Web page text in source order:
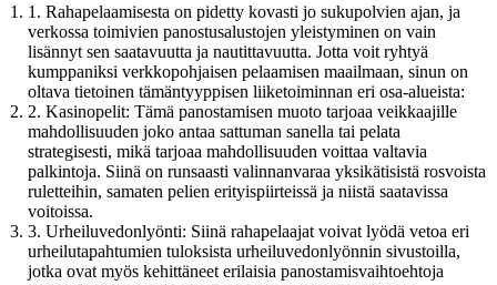
1. Rahapelaamisesta on pidetty kovasti jo sukupolvien ajan, ja
verkossa toimivien panostusalustojen yleistyminen on vain
lisännyt sen saatavuutta ja nautittavuutta. Jotta voit ryhtyä
kumppaniksi verkkopohjaisen pelaamisen maailmaan, sinun on
oltava tietoinen tämäntyyppisen liiketoiminnan eri osa-alueista:
2. Kasinopelit: Tämä panostamisen muoto tarjoaa veikkaajille
mahdollisuuden joko antaa sattuman sanella tai pelata
strategisesti, mikä tarjoaa mahdollisuuden voittaa valtavia
palkintoja. Siinä on runsaasti valinnanvaraa yksikätisistä rosvoista
ruletteihin, samaten pelien erityispiirteissä ja niistä saatavissa
voitoissa.
3. Urheiluvedonlyönti: Siinä rahapelaajat voivat lyödä vetoa eri
urheilutapahtumien tuloksista urheiluvedonlyönnin sivustoilla,
jotka ovat myös kehittäneet erilaisia panostamisvaihtoehtoja